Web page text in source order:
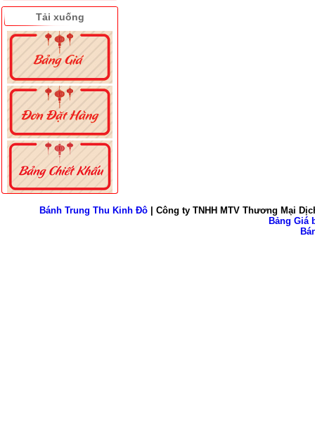
Tải xuống
Bánh Trung Thu Kinh Đô| Công ty TNHH MTV Thương Mại
Bảng Giá